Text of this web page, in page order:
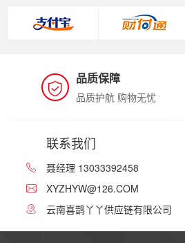
品质保障
品质护航 购物无忧
联系我们
聂经理 13033392458
XYZHYW@126.COM
云南喜鹊丫丫供应链有限公司